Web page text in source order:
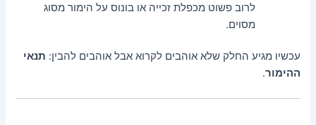
לרוב פשוט מכפלת זכייה או בונוס על הימור מסוג
מסוים.
עכשיו מגיע החלק שלא אוהבים לקרוא אבל אוהבים להבין: תנאי
ההימור.